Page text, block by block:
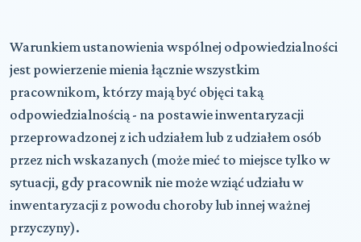
Warunkiem ustanowienia wspólnej odpowiedzialności
jest powierzenie mienia łącznie wszystkim
pracownikom, którzy mają być objęci taką
odpowiedzialnością - na postawie inwentaryzacji
przeprowadzonej z ich udziałem lub z udziałem osób
przez nich wskazanych (może mieć to miejsce tylko w
sytuacji, gdy pracownik nie może wziąć udziału w
inwentaryzacji z powodu choroby lub innej ważnej
przyczyny).